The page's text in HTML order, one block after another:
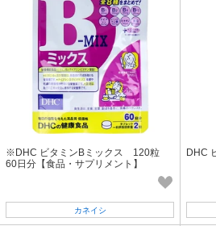
※DHC ビタミンBミックス 120粒
60日分【食品・サプリメント】
カネイシ
DHC